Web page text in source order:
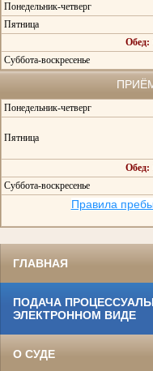
Понедельник-четверг
Пятница
Обед:
Суббота-воскресенье
Понедельник-четверг
Пятница
Обед:
Суббота-воскресенье
Правила
ГЛАВНАЯ
ПОДАЧА
ЭЛЕКТРОННОМ ВИДЕ
О СУДЕ